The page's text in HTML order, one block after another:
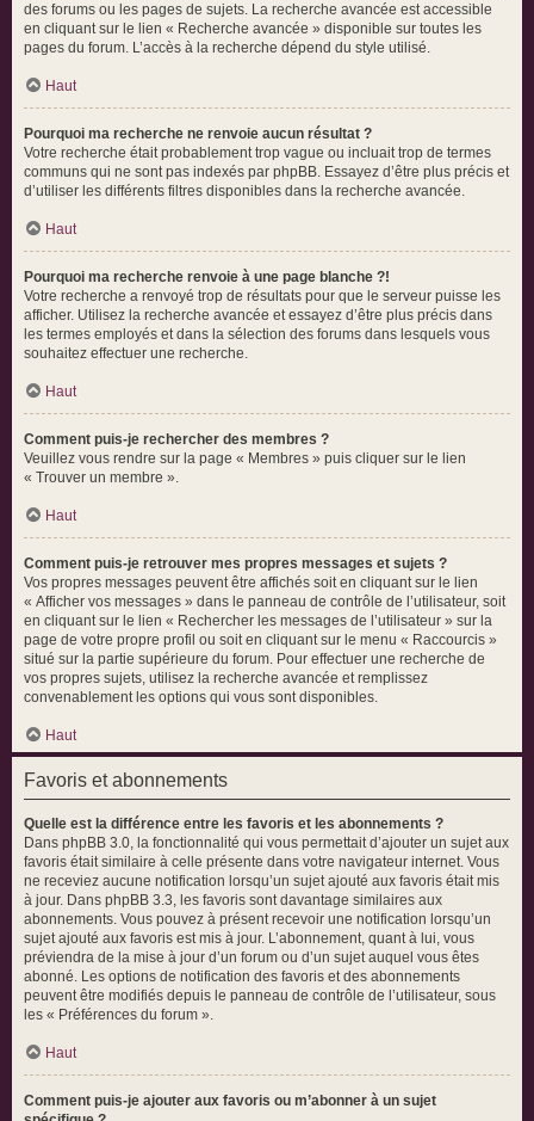
des forums ou les pages de sujets. La recherche avancée est accessible
en cliquant sur le lien « Recherche avancée » disponible sur toutes les
pages du forum. L’accès à la recherche dépend du style utilisé.
Haut
Pourquoi ma recherche ne renvoie aucun résultat ?
Votre recherche était probablement trop vague ou incluait trop de termes
communs qui ne sont pas indexés par phpBB. Essayez d’être plus précis et
d’utiliser les différents filtres disponibles dans la recherche avancée.
Haut
Pourquoi ma recherche renvoie à une page blanche ?!
Votre recherche a renvoyé trop de résultats pour que le serveur puisse les
afficher. Utilisez la recherche avancée et essayez d’être plus précis dans
les termes employés et dans la sélection des forums dans lesquels vous
souhaitez effectuer une recherche.
Haut
Comment puis-je rechercher des membres ?
Veuillez vous rendre sur la page « Membres » puis cliquer sur le lien
« Trouver un membre ».
Haut
Comment puis-je retrouver mes propres messages et sujets ?
Vos propres messages peuvent être affichés soit en cliquant sur le lien
« Afficher vos messages » dans le panneau de contrôle de l’utilisateur, soit
en cliquant sur le lien « Rechercher les messages de l’utilisateur » sur la
page de votre propre profil ou soit en cliquant sur le menu « Raccourcis »
situé sur la partie supérieure du forum. Pour effectuer une recherche de
vos propres sujets, utilisez la recherche avancée et remplissez
convenablement les options qui vous sont disponibles.
Haut
Favoris et abonnements
Quelle est la différence entre les favoris et les abonnements ?
Dans phpBB 3.0, la fonctionnalité qui vous permettait d’ajouter un sujet aux
favoris était similaire à celle présente dans votre navigateur internet. Vous
ne receviez aucune notification lorsqu’un sujet ajouté aux favoris était mis
à jour. Dans phpBB 3.3, les favoris sont davantage similaires aux
abonnements. Vous pouvez à présent recevoir une notification lorsqu’un
sujet ajouté aux favoris est mis à jour. L’abonnement, quant à lui, vous
préviendra de la mise à jour d’un forum ou d’un sujet auquel vous êtes
abonné. Les options de notification des favoris et des abonnements
peuvent être modifiés depuis le panneau de contrôle de l’utilisateur, sous
les « Préférences du forum ».
Haut
Comment puis-je ajouter aux favoris ou m’abonner à un sujet